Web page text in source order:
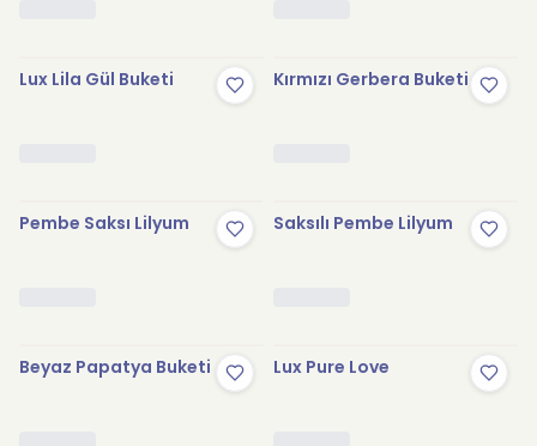
Lux Lila Gül Buketi Kırmızı Gerbera Buketi
Pembe Saksı Lilyum Saksılı Pembe Lilyum
Beyaz Papatya Buketi Lux Pure Love